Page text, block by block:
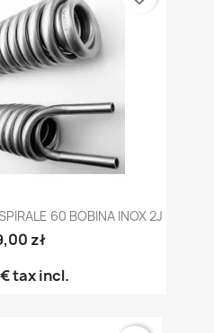
60 BOBINA INOX 2J
zł
tax incl.